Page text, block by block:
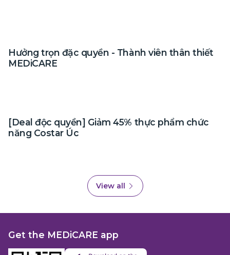
Hưởng trọn đặc quyền - Thành viên thân thiết
MEDiCARE
[Deal độc quyền] Giảm 45% thực phẩm chức
năng Costar Úc
View all
Get the MEDiCARE app